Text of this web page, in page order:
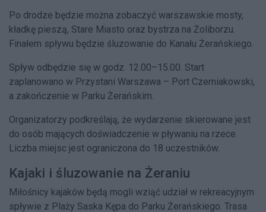
Po drodze będzie można zobaczyć warszawskie mosty,
kładkę pieszą, Stare Miasto oraz bystrza na Żoliborzu.
Finałem spływu będzie śluzowanie do Kanału Żerańskiego.
Spływ odbędzie się w godz. 12.00–15.00. Start
zaplanowano w Przystani Warszawa – Port Czerniakowski,
a zakończenie w Parku Żerańskim.
Organizatorzy podkreślają, że wydarzenie skierowane jest
do osób mających doświadczenie w pływaniu na rzece.
Liczba miejsc jest ograniczona do 18 uczestników.
Kajaki i śluzowanie na Żeraniu
Miłośnicy kajaków będą mogli wziąć udział w rekreacyjnym
spływie z Plaży Saska Kępa do Parku Żerańskiego. Trasa